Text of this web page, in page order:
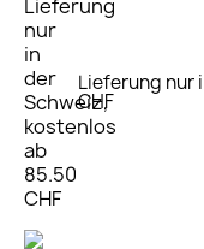
Lieferung nur
CHF